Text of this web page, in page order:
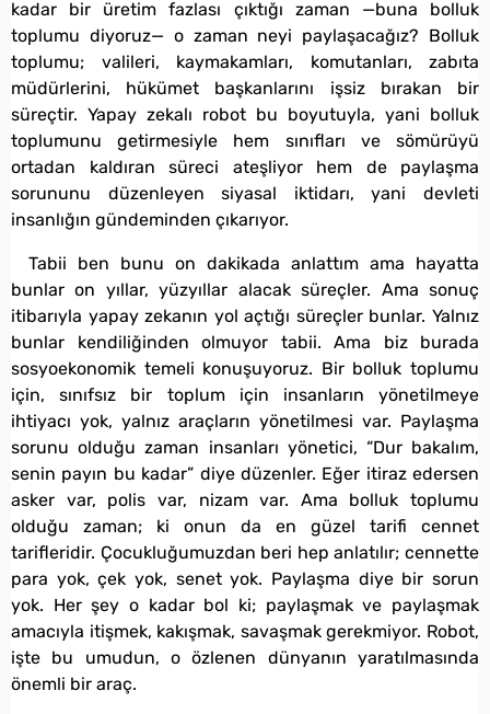
kadar bir üretim fazlası çıktığı zaman —buna bolluk
toplumu diyoruz— o zaman neyi paylaşacağız? Bolluk
toplumu; valileri, kaymakamları, komutanları, zabıta
müdürlerini, hükümet başkanlarını işsiz bırakan bir
süreçtir. Yapay zekalı robot bu boyutuyla, yani bolluk
toplumunu getirmesiyle hem sınıfları ve sömürüyü
ortadan kaldıran süreci ateşliyor hem de paylaşma
sorununu düzenleyen siyasal iktidarı, yani devleti
insanlığın gündeminden çıkarıyor.
Tabii ben bunu on dakikada anlattım ama hayatta
bunlar on yıllar, yüzyıllar alacak süreçler. Ama sonuç
itibarıyla yapay zekanın yol açtığı süreçler bunlar. Yalnız
bunlar kendiliğinden olmuyor tabii. Ama biz burada
sosyoekonomik temeli konuşuyoruz. Bir bolluk toplumu
için, sınıfsız bir toplum için insanların yönetilmeye
ihtiyacı yok, yalnız araçların yönetilmesi var. Paylaşma
sorunu olduğu zaman insanları yönetici, “Dur bakalım,
senin payın bu kadar” diye düzenler. Eğer itiraz edersen
asker var, polis var, nizam var. Ama bolluk toplumu
olduğu zaman; ki onun da en güzel tarifi cennet
tarifleridir. Çocukluğumuzdan beri hep anlatılır; cennette
para yok, çek yok, senet yok. Paylaşma diye bir sorun
yok. Her şey o kadar bol ki; paylaşmak ve paylaşmak
amacıyla itişmek, kakışmak, savaşmak gerekmiyor. Robot,
işte bu umudun, o özlenen dünyanın yaratılmasında
önemli bir araç.